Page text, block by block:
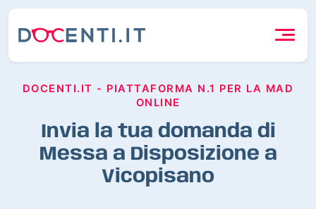
DOCENTI.IT - PIATTAFORMA N.1 PER LA MAD
ONLINE
Invia la tua domanda di
Messa a Disposizione a
Vicopisano